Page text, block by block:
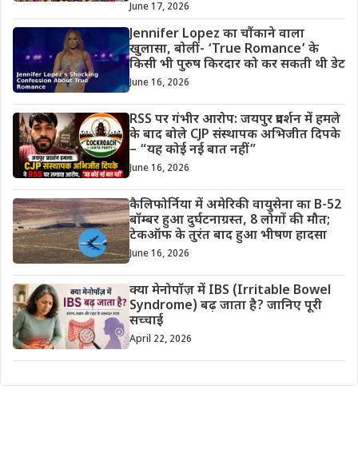
June 17, 2026
Jennifer Lopez का चौंकाने वाला
खुलासा, बोलीं- ‘True Romance’ के
किसी भी पुरुष किरदार को कर सकती थी डेट
June 16, 2026
RSS पर गंभीर आरोप: जयपुर प्रदर्शन में हमले
के बाद बोले CJP संस्थापक अभिजीत दिपके
– “यह कोई नई बात नहीं”
June 16, 2026
कैलिफोर्निया में अमेरिकी वायुसेना का B-52
बॉम्बर हुआ दुर्घटनाग्रस्त, 8 लोगों की मौत;
टेकऑफ के तुरंत बाद हुआ भीषण हादसा
June 16, 2026
क्या मेनोपॉज़ में IBS (Irritable Bowel
Syndrome) बढ़ जाता है? जानिए पूरी
सच्चाई
April 22, 2026